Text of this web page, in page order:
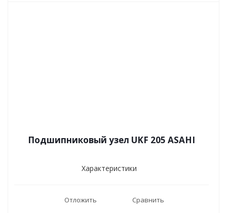
Подшипниковый узел UKF 205 ASAHI
Характеристики
Отложить Сравнить